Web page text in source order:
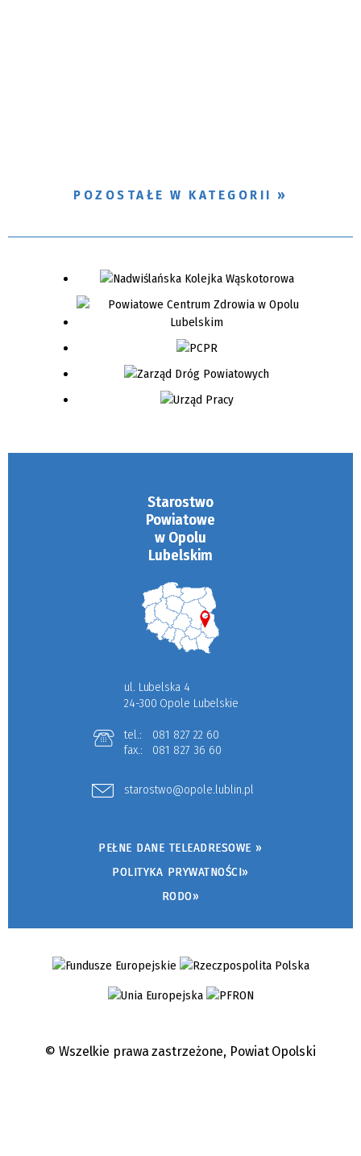
POZOSTAŁE W KATEGORII
Starostwo
Powiatowe
w Opolu
Lubelskim
ul. Lubelska 4
24-300 Opole Lubelskie
tel.:
081 827 22 60
fax.:
081 827 36 60
starostwo@opole.lublin.pl
PEŁNE DANE TELEADRESOWE »
POLITYKA PRYWATNOŚCI»
RODO»
© Wszelkie prawa zastrzeżone, Powiat Opolski